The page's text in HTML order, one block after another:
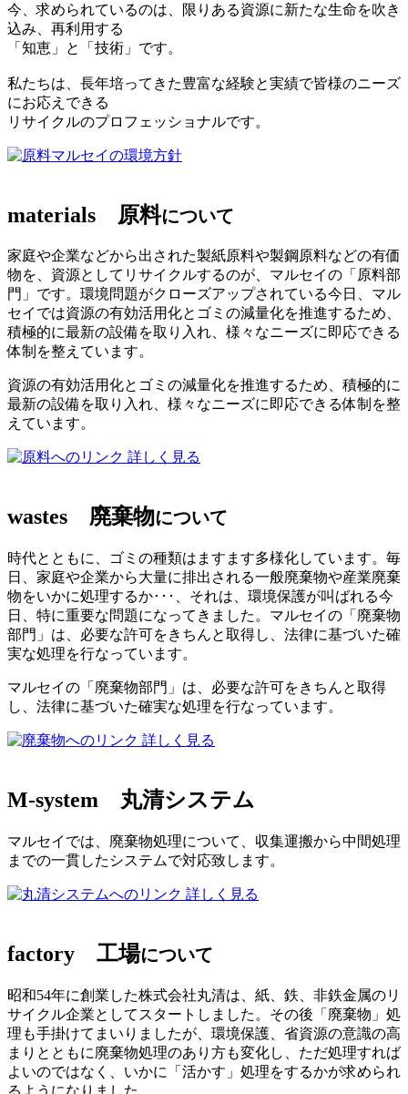
今、求められているのは、限りある資源に新たな生命を吹き
込み、再利用する
「知恵」と「技術」です。
私たちは、長年培ってきた豊富な経験と実績で皆様のニーズ
にお応えできる
リサイクルのプロフェッショナルです。
マルセイの環境方針
materials 原料について
家庭や企業などから出された製紙原料や製鋼原料などの有価
物を、資源としてリサイクルするのが、マルセイの「原料部
門」です。環境問題がクローズアップされている今日、マル
セイでは資源の有効活用化とゴミの減量化を推進するため、
積極的に最新の設備を取り入れ、様々なニーズに即応できる
体制を整えています。
資源の有効活用化とゴミの減量化を推進するため、積極的に
最新の設備を取り入れ、様々なニーズに即応できる体制を整
えています。
詳しく見る
wastes 廃棄物について
時代とともに、ゴミの種類はますます多様化しています。毎
日、家庭や企業から大量に排出される一般廃棄物や産業廃棄
物をいかに処理するか･･･、それは、環境保護が叫ばれる今
日、特に重要な問題になってきました。マルセイの「廃棄物
部門」は、必要な許可をきちんと取得し、法律に基づいた確
実な処理を行なっています。
マルセイの「廃棄物部門」は、必要な許可をきちんと取得
し、法律に基づいた確実な処理を行なっています。
詳しく見る
M-system 丸清システム
マルセイでは、廃棄物処理について、収集運搬から中間処理
までの一貫したシステムで対応致します。
詳しく見る
factory 工場について
昭和54年に創業した株式会社丸清は、紙、鉄、非鉄金属のリ
サイクル企業としてスタートしました。その後「廃棄物」処
理も手掛けてまいりましたが、環境保護、省資源の意識の高
まりとともに廃棄物処理のあり方も変化し、ただ処理すれば
よいのではなく、いかに「活かす」処理をするかが求められ
るようになりました。